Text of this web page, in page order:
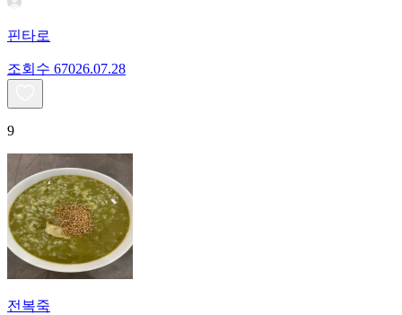
핀타로
조회수 67026.07.28
9
전복죽